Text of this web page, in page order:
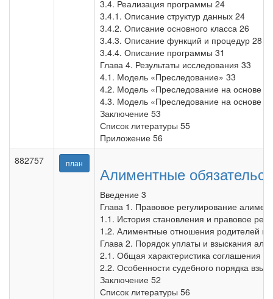
3.4. Реализация программы 24
3.4.1. Описание структур данных 24
3.4.2. Описание основного класса 26
3.4.3. Описание функций и процедур 28
3.4.4. Описание программы 31
Глава 4. Результаты исследования 33
4.1. Модель «Преследование» 33
4.2. Модель «Преследование на основе
4.3. Модель «Преследование на основе
Заключение 53
Список литературы 55
Приложение 56
882757
план
Алиментные
Введение 3
Глава 1. Правовое регулирование
1.1. История становления и правовое
1.2. Алиментные отношения родителей и
Глава 2. Порядок уплаты и взыскания
2.1. Общая характеристика соглашения
2.2. Особенности судебного порядка
Заключение 52
Список литературы 56